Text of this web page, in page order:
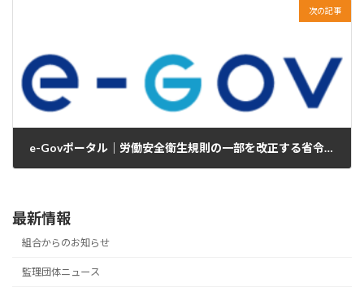
次の記事
e-Govポータル｜労働安全衛生規則の一部を改正する省令（案
最新情報
組合からのお知らせ
監理団体ニュース